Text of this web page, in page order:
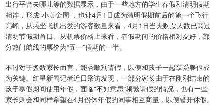
出行平台去哪儿等的数据显示，由于一些地方的学生春假和清明假期
相连，形成“小黄金周”，也让4月1日成为清明假期前后的第一个飞行
高峰，从乘坐飞机出发的游客数量来看，4月1日当天购票人数已高过
清明节假期首日。从机票价格上来看，春假期间的价格相对友好，部
分热门航线的票价为“五一”假期的一半。
不过对于多数家长而言，能否顺利请假，以便和孩子一起享受春假成
为关键。红星新闻记者近日采访发现，一部分家长由于在刚刚结束的
孩子寒假期间使用年假，面临“不好意思”频繁请假的情况，也有一些
家长则会和同样希望在4月份休年假的同事相互商量，以便错开休假。